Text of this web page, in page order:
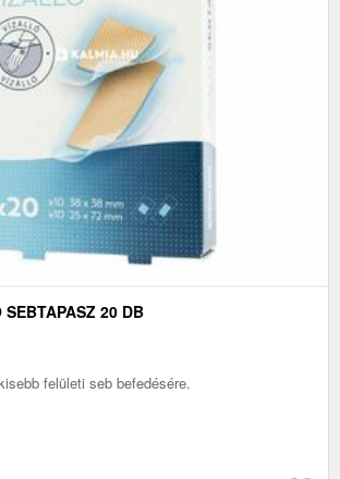
20 DB
felületi seb befedésére.